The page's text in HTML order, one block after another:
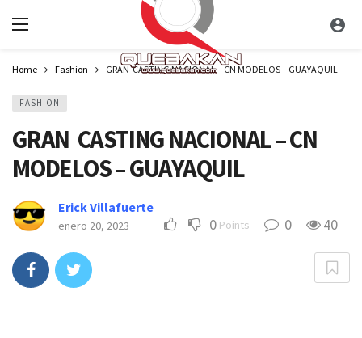
Home Fashion GRAN CASTING NACIONAL – CN MODELOS – GUAYAQUIL
FASHION
GRAN CASTING NACIONAL – CN
MODELOS – GUAYAQUIL
Erick Villafuerte
enero 20, 2023 0 Points 0 40